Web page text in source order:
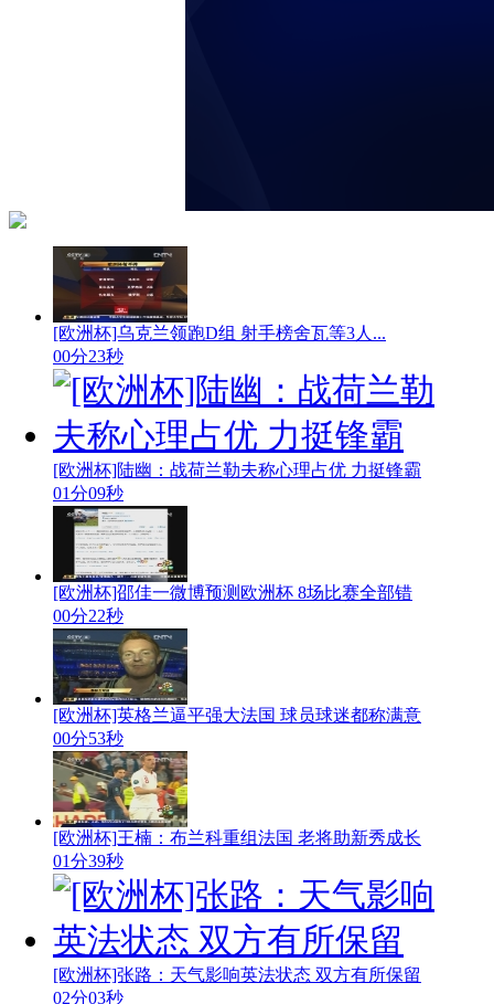
[欧洲杯]乌克兰领跑D组 射手榜舍瓦等3人...
00分23秒
[欧洲杯]陆幽：战荷兰勒夫称心理占优 力挺锋霸
01分09秒
[欧洲杯]邵佳一微博预测欧洲杯 8场比赛全部错
00分22秒
[欧洲杯]英格兰逼平强大法国 球员球迷都称满意
00分53秒
[欧洲杯]王楠：布兰科重组法国 老将助新秀成长
01分39秒
[欧洲杯]张路：天气影响英法状态 双方有所保留
02分03秒